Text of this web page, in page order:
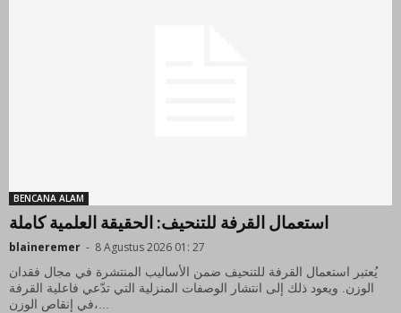
BENCANA ALAM
استعمال القرفة للتنحيف: الحقيقة العلمية كاملة
blaineremer - 8 Agustus 2026 01: 27
يُعتبر استعمال القرفة للتنحيف ضمن الأساليب المنتشرة في مجال فقدان
الوزن. ويعود ذلك إلى انتشار الوصفات المنزلية التي تدّعي فاعلية القرفة
في إنقاص الوزن،...